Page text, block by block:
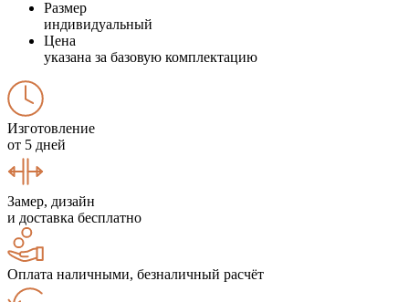
Размер
индивидуальный
Цена
указана за базовую комплектацию
Изготовление
от 5 дней
Замер, дизайн
и доставка бесплатно
Оплата наличными, безналичный расчёт